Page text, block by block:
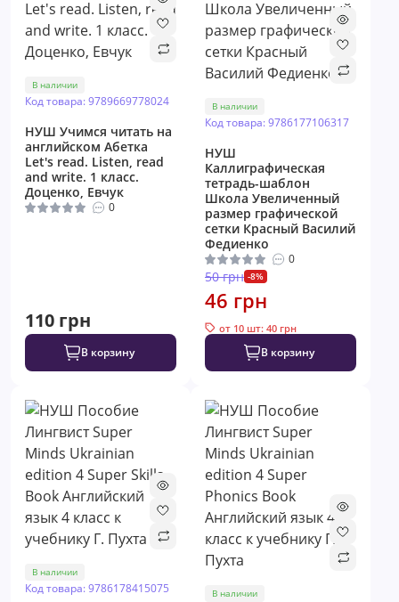
В наличии
Код товара: 9789669778024
НУШ Учимся читать на
английском Абетка
Let's read. Listen, read
and write. 1 класс.
Доценко, Евчук
0
110 грн
В корзину
В наличии
Код товара: 9786177106317
НУШ
Каллиграфическая
тетрадь-шаблон
Школа Увеличенный
размер графической
сетки Красный Василий
Федиенко
0
50 грн -8%
46 грн
от 10 шт: 40 грн
В корзину
В наличии
Код товара: 9786178415075 В наличии